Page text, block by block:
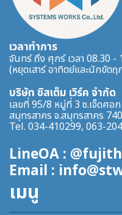
เวลาทำการ
จันทร์ ถึง ศุกร์ เวลา 08.30 -
(หยุดเสาร์ อาทิตย์และนักขัต
บริษัท ซิสเต็ม เวิร์ค จำกัด
เลขที่ 95/8 หมู่ที่ 3 ซ.เจ็ดศอ
สมุทรสาคร จ.สมุทรสาคร
Tel. 034-410299, 063-
LineOA :
Email :
เมนู